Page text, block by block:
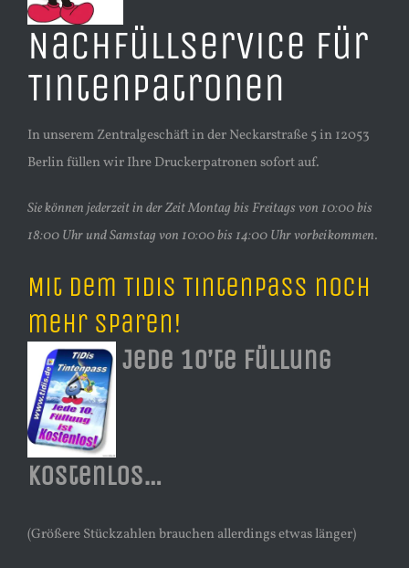
Nachfüllservice für
Tintenpatronen
In unserem Zentralgeschäft in der Neckarstraße 5 in 12053
Berlin füllen wir Ihre Druckerpatronen sofort auf.
Sie können jederzeit in der Zeit Montag bis Freitags von 10:00 bis
18:00 Uhr und Samstag von 10:00 bis 14:00 Uhr vorbeikommen.
Mit dem TiDis Tintenpass noch
mehr sparen!
Jede 10’te Füllung
Kostenlos…
(Größere Stückzahlen brauchen allerdings etwas länger)